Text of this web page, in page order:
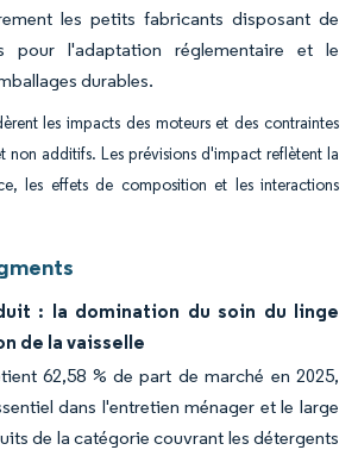
les petits fabricants disposant de
pour l'adaptation réglementaire et le
durables.
les impacts des moteurs et des contraintes
non additifs. Les prévisions d'impact reflètent la
les effets de composition et les interactions
: la domination du soin du linge
de la vaisselle
62,58 % de part de marché en 2025,
dans l'entretien ménager et le large
de la catégorie couvrant les détergents